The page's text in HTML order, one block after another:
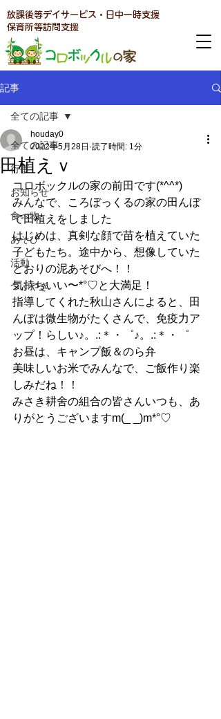
放課後等デイサービス・日中一時支援
​保育所等訪問支援
記事
全ての記事
行事
お知らせ
食べ物
あそび
活動
つぶやき
全ての記事
田植えｖ
houday0
2022年5月28日 読了時間: 1分
コロボックルの家の前田です(*^^*)
みんなで、ころぼっくるの家の田んぼ
で田植えをしました
はじめは、真剣な顔で苗を植えていた
子どもたち。途中から、想像していた
とおりの泥あそびへ！！
気持ちいい〜*°♡と大満足！
指導してくれた秋山さんによると、田
んぼは微生物がたくさんで、免疫力ア
ップ！らしい♪。.:＊・゜♪。.:＊・゜
お昼は、キャンプ飯＆のら弁
美味しいお米でみんなで、ご飯作り楽
しみだね！！
みさき耕舍の組合の皆さんいつも、あ
りがとうございますm(_ _)m*°♡